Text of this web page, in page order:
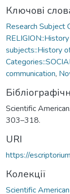
Ключові
Research Subject
subjects::History
communication,
Scientific
303–318.
URI
https://
Колекції
Scientific